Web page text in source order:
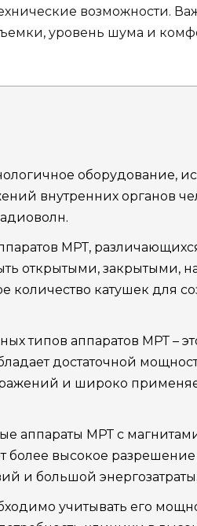
возможности.
уровень шума и
оборудование,
внутренних органов
МРТ,
открытыми, закрытыми,
количество катушек для
типов аппаратов МРТ –
достаточной
и широко
аппараты МРТ с
более высокое
и большой энергозатраты.
учитывать его